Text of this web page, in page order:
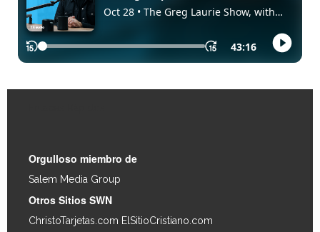
Orgulloso miembro de
Salem Media Group
Otros Sitios SWN
ChristoTarjetas.com ElSitioCristiano.com